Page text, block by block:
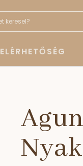
ELÉRHETŐSÉG